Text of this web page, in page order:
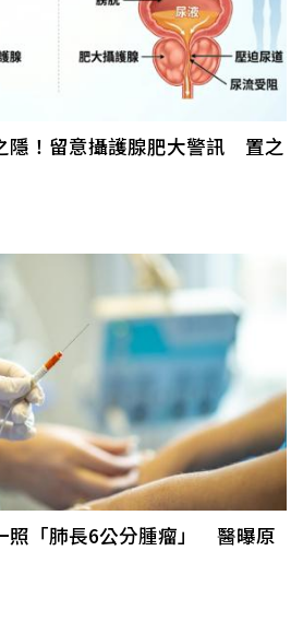
隱！留意攝護腺肥大警訊 置之
照「肺長6公分腫瘤」 醫曝原